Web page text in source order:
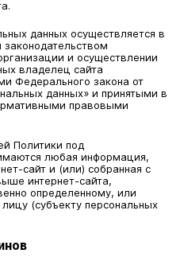
данных осуществляется в
и осуществлении
владелец сайта
Федерального закона от
данных» и принятыми в
правовыми
под
любая информация,
сайт и (или) собранная с
интернет-сайта,
определенному, или
(субъекту персональных